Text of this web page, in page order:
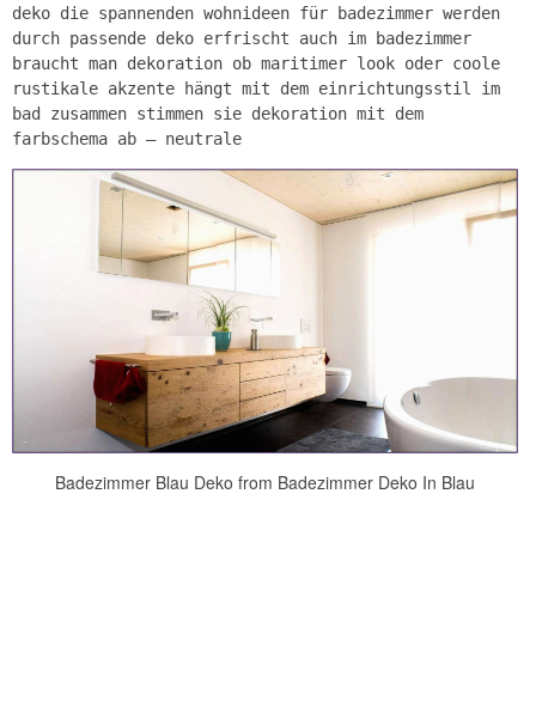
deko die spannenden wohnideen für badezimmer werden
durch passende deko erfrischt auch im badezimmer
braucht man dekoration ob maritimer look oder coole
rustikale akzente hängt mit dem einrichtungsstil im
bad zusammen stimmen sie dekoration mit dem
farbschema ab – neutrale
Badezimmer Blau Deko from Badezimmer Deko In Blau